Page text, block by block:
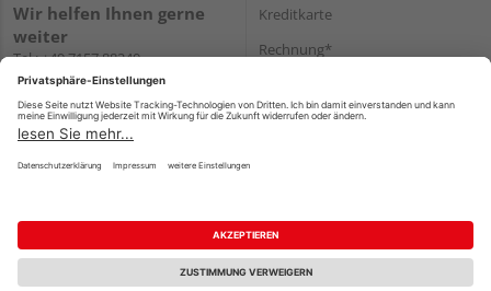
Wir helfen Ihnen gerne
weiter
Tel.:+49 7157 88240
E-Mail:shop@holzland-
filderstadt.de
Kreditkarte
Rechnung*
Versand
Impressum AGB Widerruf
Datenschutz
Reservierungsbedingungen
Vertrag widerrufen